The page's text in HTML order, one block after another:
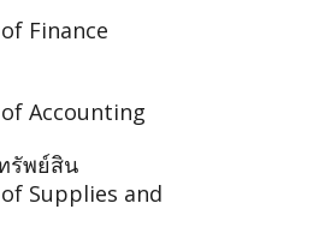
Finance
Accounting
รัพย์สิน
Supplies and